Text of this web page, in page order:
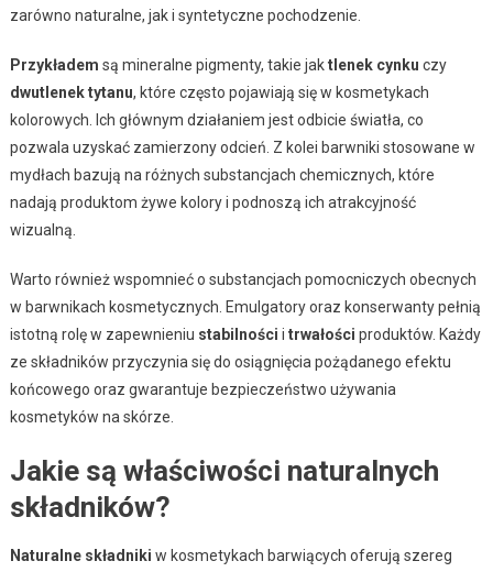
zarówno naturalne, jak i syntetyczne pochodzenie.
Przykładem są mineralne pigmenty, takie jaktlenek cynku czy
dwutlenek tytanu, które często pojawiają się w kosmetykach
kolorowych. Ich głównym działaniem jest odbicie światła, co
pozwala uzyskać zamierzony odcień. Z kolei barwniki stosowane w
mydłach bazują na różnych substancjach chemicznych, które
nadają produktom żywe kolory i podnoszą ich atrakcyjność
wizualną.
Warto również wspomnieć o substancjach pomocniczych obecnych
w barwnikach kosmetycznych. Emulgatory oraz konserwanty pełnią
istotną rolę w zapewnieniu stabilności i trwałości produktów. Każdy
ze składników przyczynia się do osiągnięcia pożądanego efektu
końcowego oraz gwarantuje bezpieczeństwo używania
kosmetyków na skórze.
Jakie są właściwości naturalnych
składników?
Naturalne składniki w kosmetykach barwiących oferują szereg